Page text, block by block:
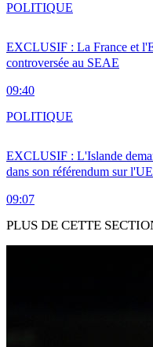
EXCLUSIF : La France et
controversée au SEAE
09:40
POLITIQUE
EXCLUSIF : L'Islande
dans son référendum sur l'UE
09:07
POLITIQUE
PLUS DE CETTE